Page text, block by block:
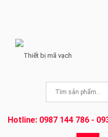
Hotline: 0987 144 786 -